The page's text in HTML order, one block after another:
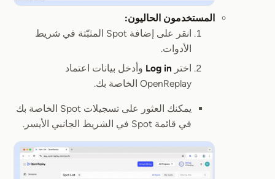
المستخدمون الحاليون:
انقر على إضافة Spot المثبّتة في شريط
الأدوات.
اختر Log in وأدخل بيانات اعتماد
OpenReplay الخاصة بك.
يمكنك العثور على تسجيلات Spot الخاصة بك
في قائمة Spot في الشريط الجانبي الأيسر.